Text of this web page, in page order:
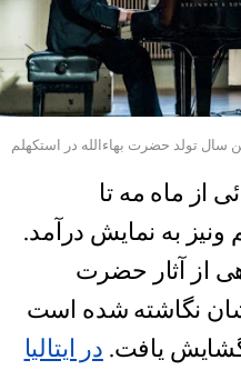
تولد حضرت بهاءالله در استکهلم
از ماه مه‌ تا
ونیز به نمایش درآمد.
از آثار حضرت
نگاشته شده است
یافت. در ایتالیا